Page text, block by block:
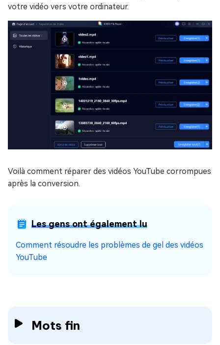
votre vidéo vers votre ordinateur.
Voilà comment réparer des vidéos YouTube corrompues
après la conversion.
Les gens ont également lu
Comment résoudre les problèmes de gel des vidéos
YouTube
Mots fin